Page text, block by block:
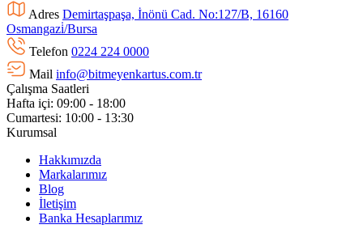
Adres Demirtaşpaşa, İnönü Cad. No:127/B, 16160
Osmangazi̇/Bursa
Telefon 0224 224 0000
Mail info@bitmeyenkartus.com.tr
Çalışma Saatleri
Hafta içi: 09:00 - 18:00
Cumartesi: 10:00 - 13:30
Kurumsal
Hakkımızda
Markalarımız
Blog
İletişim
Banka Hesaplarımız